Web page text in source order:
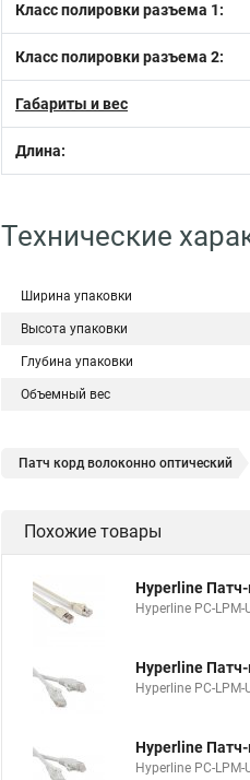
Класс полировки разъема 1:
Класс полировки разъема 2:
Габариты и вес
Длина:
Технические
Ширина упаковки
Высота упаковки
Глубина упаковки
Объемный вес
Патч корд волоконно оптический
Похожие товары
Hyperline Патч-
Hyperline PC-
Hyperline Патч-
Hyperline PC-
Hyperline Патч-
Hyperline PC-